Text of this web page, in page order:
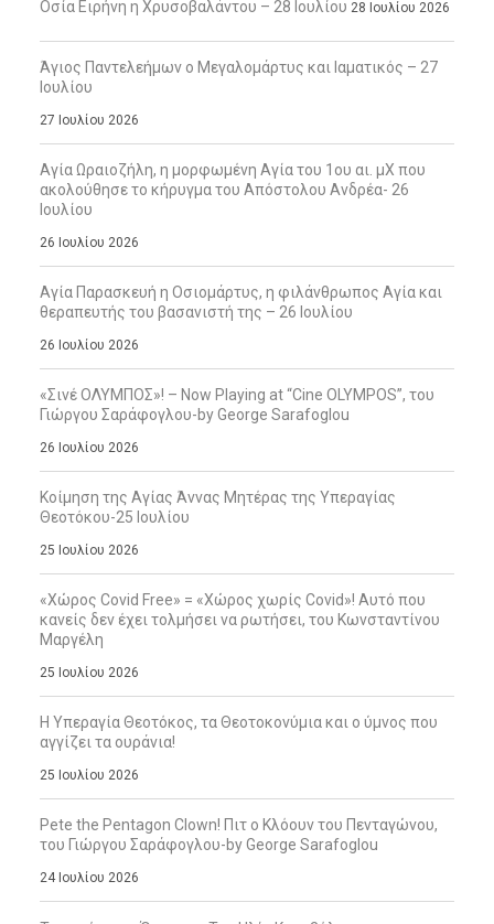
Οσία Ειρήνη η Χρυσοβαλάντου – 28 Ιουλίου 28 Ιουλίου 2026
Άγιος Παντελεήμων ο Μεγαλομάρτυς και Ιαματικός – 27
Ιουλίου
27 Ιουλίου 2026
Αγία Ωραιοζήλη, η μορφωμένη Αγία του 1ου αι. μΧ που
ακολούθησε το κήρυγμα του Απόστολου Ανδρέα- 26
Ιουλίου
26 Ιουλίου 2026
Αγία Παρασκευή η Οσιομάρτυς, η φιλάνθρωπος Αγία και
θεραπευτής του βασανιστή της – 26 Ιουλίου
26 Ιουλίου 2026
«Σινέ ΟΛΥΜΠΟΣ»! – Now Playing at “Cine OLYMPOS”, του
Γιώργου Σαράφογλου-by George Sarafoglou
26 Ιουλίου 2026
Κοίμηση της Αγίας Άννας Μητέρας της Υπεραγίας
Θεοτόκου-25 Ιουλίου
25 Ιουλίου 2026
«Χώρος Covid Free» = «Χώρος χωρίς Covid»! Αυτό που
κανείς δεν έχει τολμήσει να ρωτήσει, του Κωνσταντίνου
Μαργέλη
25 Ιουλίου 2026
Η Υπεραγία Θεοτόκος, τα Θεοτοκονύμια και ο ύμνος που
αγγίζει τα ουράνια!
25 Ιουλίου 2026
Pete the Pentagon Clown! Πιτ ο Κλόουν του Πενταγώνου,
του Γιώργου Σαράφογλου-by George Sarafoglou
24 Ιουλίου 2026